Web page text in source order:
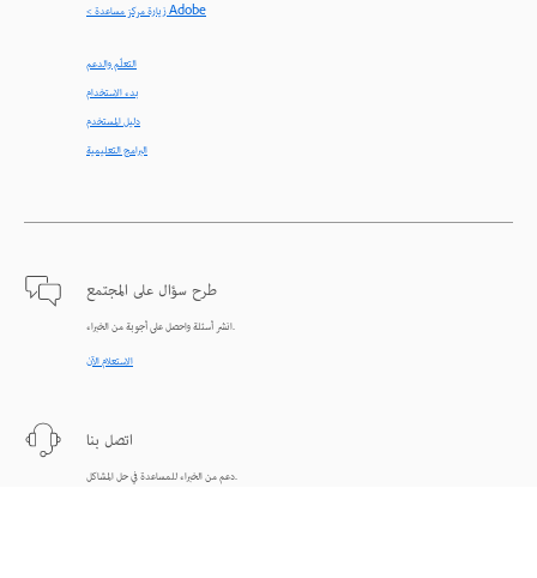
< زيارة مركز مساعدة Adobe
التعلّم والدعم
بدء الاستخدام
دليل المستخدم
البرامج التعليمية
طرح سؤال على المجتمع
انشر أسئلة واحصل على أجوبة من الخبراء.
الاستعلام الآن
اتصل بنا
دعم من الخبراء للمساعدة في حل المشاكل.